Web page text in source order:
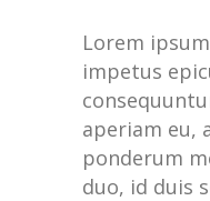
Lorem
impetus
aperiam eu,
ponderum
duo, id duis